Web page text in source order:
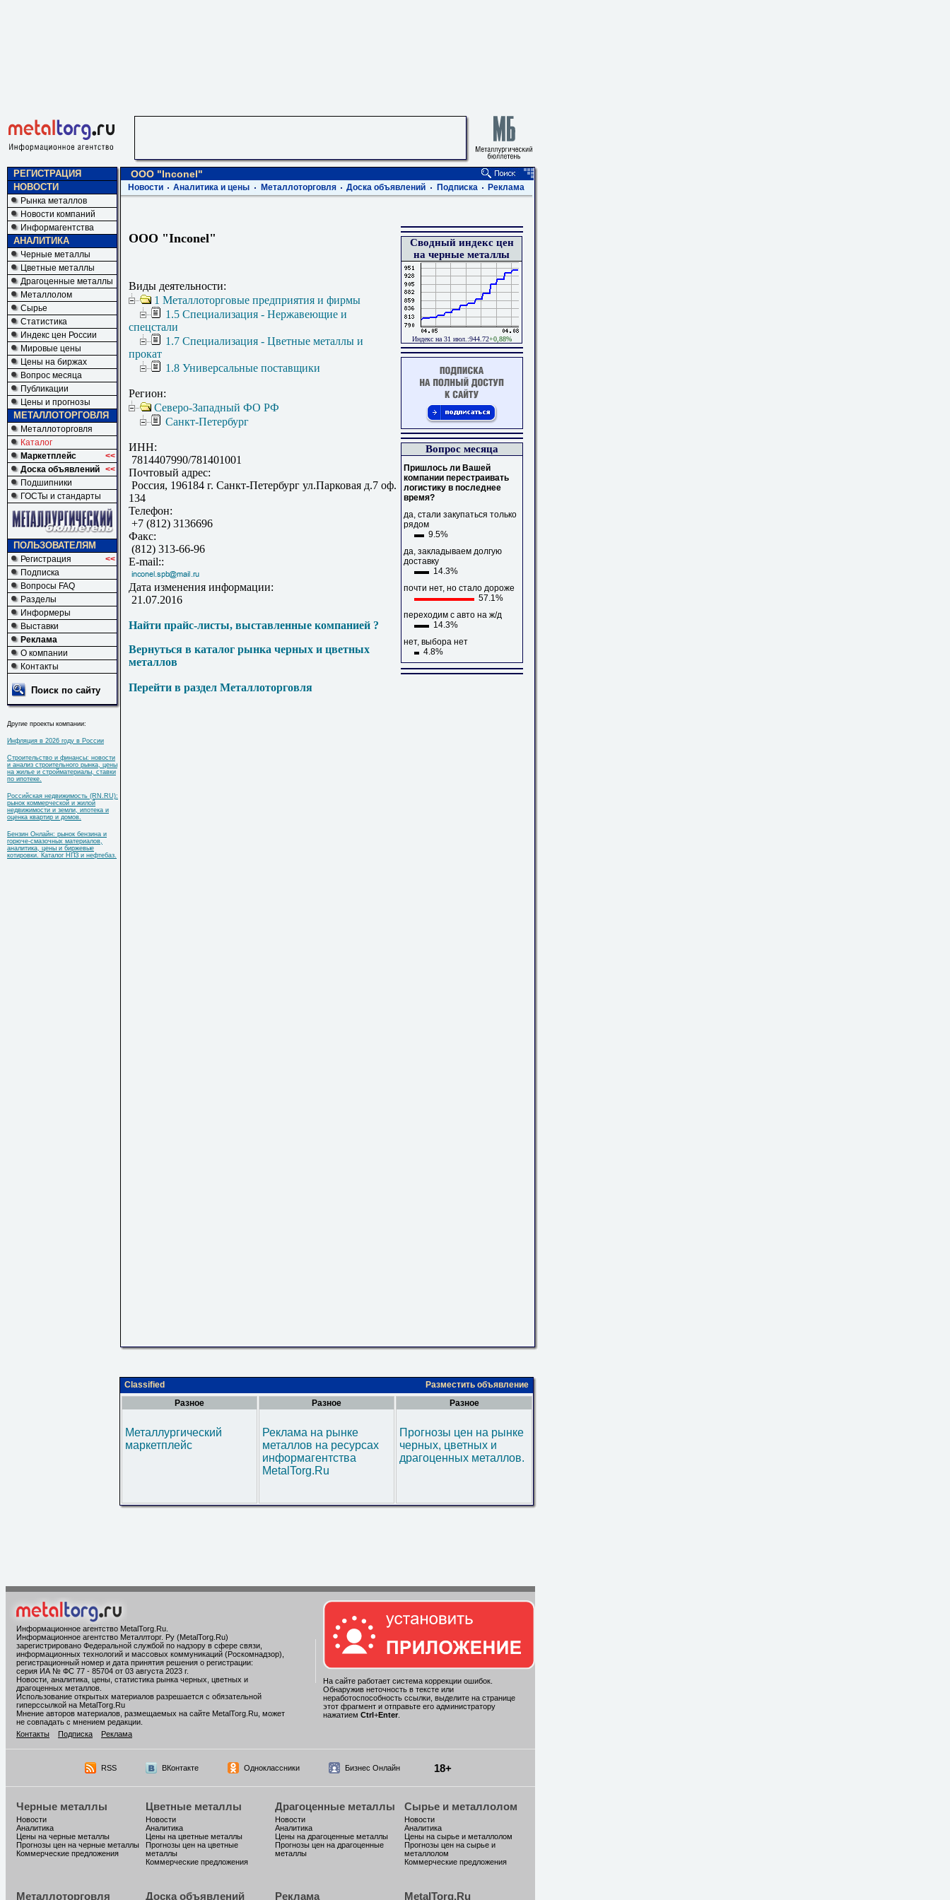
РЕГИСТРАЦИЯ
НОВОСТИ
Рынка металлов
Новости компаний
Информагентства
АНАЛИТИКА
Черные металлы
Цветные металлы
Драгоценные металлы
Металлолом
Сырье
Статистика
Индекс цен России
Мировые цены
Цены на биржах
Вопрос месяца
Публикации
Цены и прогнозы
МЕТАЛЛОТОРГОВЛЯ
Металлоторговля
Каталог
Маркетплейс
<<
Доска объявлений <<
Подшипники
ГОСТы и стандарты
ПОЛЬЗОВАТЕЛЯМ
Регистрация
<<
Подписка
Вопросы FAQ
Разделы
Информеры
Выставки
Реклама
О компании
Контакты
Поиск по сайту
Другие проекты компании:
Инфляция в 2026 году в России
Строительство и финансы: новости
и анализ строительного рынка, цены
на жилье и стройматериалы, ставки
по ипотеке.
Российская недвижимость (RN.RU):
рынок коммерческой и жилой
недвижимости и земли, ипотека и
оценка квартир и домов.
Бензин Онлайн: рынок бензина и
горюче-смазочных материалов,
аналитика, цены и биржевые
котировки. Каталог НПЗ и нефтебаз.
ООО "Inconel"
Новости Аналитика и цены Металлоторговля Доска объявлений Подписка Реклама
ООО "Inconel"
Виды деятельности:
1 Металлоторговые предприятия и фирмы
1.5 Специализация - Нержавеющие и
спецстали
1.7 Специализация - Цветные металлы и
прокат
1.8 Универсальные поставщики
Регион:
Северо-Западный ФО РФ
Санкт-Петербург
ИНН:
7814407990/781401001
Почтовый адрес:
Россия, 196184 г. Санкт-Петербург ул.Парковая д.7 оф.
134
Телефон:
+7 (812) 3136696
Факс:
(812) 313-66-96
E-mail::
Дата изменения информации:
21.07.2016
Найти прайс-листы, выставленные компанией ?
Вернуться в каталог рынка черных и цветных
металлов
Перейти в раздел Металлоторговля
Сводный индекс цен
на черные металлы
Индекс на 31 июл.:944.72+0,88%
Вопрос месяца
Пришлось ли Вашей
компании перестраивать
логистику в последнее
время?
да, стали закупаться только
рядом
9.5%
да, закладываем долгую
доставку
14.3%
почти нет, но стало дороже
57.1%
переходим с авто на ж/д
14.3%
нет, выбора нет
4.8%
Classified
Разместить объявление
Разное
Металлургический
маркетплейс
Разное
Реклама на рынке
металлов на ресурсах
информагентства
MetalTorg.Ru
Разное
Прогнозы цен на рынке
черных, цветных и
драгоценных металлов.
Информационное агентство MetalTorg.Ru
Информационное агентство Металлторг. Ру (MetalTorg.Ru)
зарегистрировано Федеральной службой по надзору в сфере связи,
информационных технологий и массовых коммуникаций (Роскомнадзор),
регистрационный номер и дата принятия решения о регистрации:
серия ИА № ФС 77 - 85704 от 03 августа 2023 г.
Новости, аналитика, цены, статистика рынка черных, цветных и
драгоценных металлов.
Использование открытых материалов разрешается с обязательной
гиперссылкой на MetalTorg.Ru
Мнение авторов материалов, размещаемых на сайте MetalTorg.Ru, может
не совпадать с мнением редакции.
Контакты
Подписка Реклама
На сайте работает система коррекции ошибок.
Обнаружив неточность в тексте или
неработоспособность ссылки, выделите на странице
этот фрагмент и отправьте его администратору
нажатием Ctrl +Enter.
RSS ВКонтакте Одноклассники Бизнес Онлайн 18+
Черные металлы
Новости
Аналитика
Цены на черные металлы
Прогнозы цен на черные металлы
Коммерческие предложения
Цветные металлы
Новости
Аналитика
Цены на цветные металлы
Прогнозы цен на цветные
металлы
Коммерческие предложения
Драгоценные металлы
Новости
Аналитика
Цены на драгоценные металлы
Прогнозы цен на драгоценные
металлы
Сырье и металлолом
Новости
Аналитика
Цены на сырье и металлолом
Прогнозы цен на сырье и
металлолом
Коммерческие предложения
Металлоторговля Доска объявлений Реклама MetalTorg.Ru